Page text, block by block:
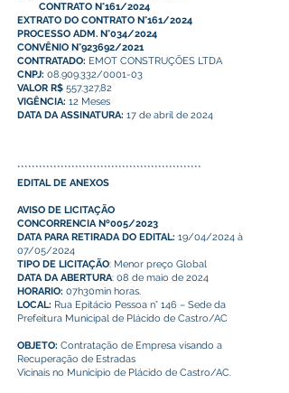
CONTRATO N°161/2024
EXTRATO DO CONTRATO N°161/2024
PROCESSO ADM. N°034/2024
CONVÊNIO N°923692/2021
CONTRATADO: EMOT CONSTRUÇÕES LTDA
CNPJ: 08.909.332/0001-03
VALOR R$ 557.327,82
VIGÊNCIA: 12 Meses
DATA DA ASSINATURA: 17 de abril de 2024
***************************************************
EDITAL DE ANEXOS
AVISO DE LICITAÇÃO
CONCORRENCIA Nº005/2023
DATA PARA RETIRADA DO EDITAL: 19/04/2024 à
07/05/2024
TIPO DE LICITAÇÃO: Menor preço Global
DATA DA ABERTURA: 08 de maio de 2024
HORARIO: 07h30min horas.
LOCAL: Rua Epitácio Pessoa n° 146 – Sede da
Prefeitura Municipal de Plácido de Castro/AC
OBJETO: Contratação de Empresa visando a
Recuperação de Estradas
Vicinais no Município de Plácido de Castro/AC.